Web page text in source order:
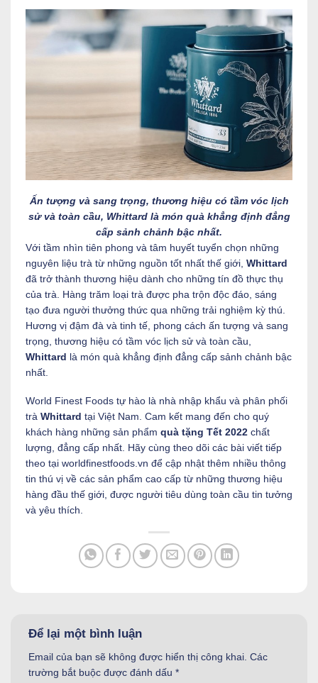
Ấn tượng và sang trọng, thương hiệu có tầm vóc lịch
sử và toàn cầu, Whittard là món quà khẳng định đẳng
cấp sảnh chảnh bậc nhất.
Với tầm nhìn tiên phong và tâm huyết tuyển chọn những
nguyên liệu trà từ những nguồn tốt nhất thế giới, Whittard
đã trở thành thương hiệu dành cho những tín đồ thực thụ
của trà. Hàng trăm loại trà được pha trộn độc đáo, sáng
tạo đưa người thưởng thức qua những trải nghiệm kỳ thú.
Hương vị đậm đà và tinh tế, phong cách ấn tượng và sang
trọng, thương hiệu có tầm vóc lịch sử và toàn cầu,
Whittard là món quà khẳng định đẳng cấp sảnh chảnh bậc
nhất.
World Finest Foods tự hào là nhà nhập khẩu và phân phối
trà Whittard tại Việt Nam. Cam kết mang đến cho quý
khách hàng những sản phẩm quà tặng Tết 2022 chất
lượng, đẳng cấp nhất. Hãy cùng theo dõi các bài viết tiếp
theo tại worldfinestfoods.vn để cập nhật thêm nhiều thông
tin thú vị về các sản phẩm cao cấp từ những thương hiệu
hàng đầu thế giới, được người tiêu dùng toàn cầu tin tưởng
và yêu thích.
Để lại một bình luận
Email của bạn sẽ không được hiển thị công khai. Các
trường bắt buộc được đánh dấu *